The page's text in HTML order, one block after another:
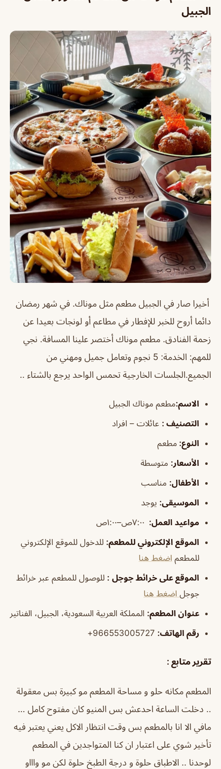
الجبيل
أخيرا صار في الجبيل مطعم مثل موناك. في شهر رمضان
دائما أروح للخبر للإفطار في مطاعم أو لونجات بعيدا عن
زحمة الفنادق. مطعم موناك أختصر علينا المسافة. نجي
للمهم: الخدمة: 5 نجوم وتعامل جميل ومهني من
الجميع.الجلسات الخارجية تحمس الواحد يرجع بالشتاء ..
الاسم:مطعم موناك الجبيل
التصنيف : عائلات – افراد
النوع: مطعم
الأسعار: متوسطة
الأطفال: مناسب
الموسيقى: يوجد
مواعيد العمل:
الموقع الإلكتروني للمطعم: للدخول للموقع الإلكتروني
للمطعم اضغط هنا
الموقع على خرائط جوجل : للوصول للمطعم عبر خرائط
جوجل اضغط هنا
عنوان المطعم: المملكة العربية السعودية، الجبيل، الفناتير
رقم الهاتف:
تقرير متابع :
المطعم مكانه حلو و مساحة المطعم مو كبيرة بس معقولة
.. دخلت الساعة احدعش بس المنيو كان مفتوح كامل …
مافي الا انا بالمطعم بس وقت انتظار الاكل يعني يعتبر فيه
تأخير شوي على اعتبار ان كنا المتواجدين في المطعم
لوحدنا .. الاطباق حلوة و درجة الطبخ حلوة لكن مو واااو